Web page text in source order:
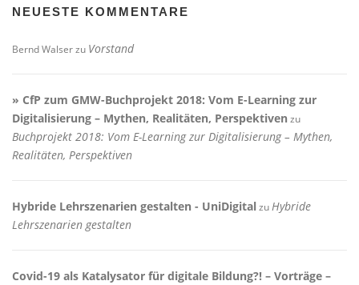
NEUESTE KOMMENTARE
Bernd Walserzu Vorstand
» CfP zum GMW-Buchprojekt 2018: Vom E-Learning zur
Digitalisierung – Mythen, Realitäten, Perspektiven zu
Buchprojekt 2018: Vom E-Learning zur Digitalisierung – Mythen,
Realitäten, Perspektiven
Hybride Lehrszenarien gestalten - UniDigitalzu Hybride
Lehrszenarien gestalten
Covid-19 als Katalysator für digitale Bildung?! – Vorträge –